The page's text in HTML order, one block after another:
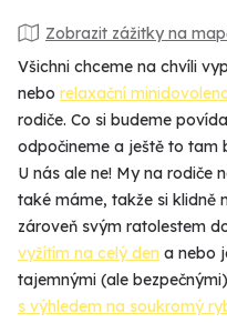
Zobrazit zážitky na
Všichni chceme na chvíli
nebo relaxační
rodiče. Co si budeme
odpočineme a ještě to tam
U nás ale ne! My na rodiče
také máme, takže si klidně
zároveň svým ratolestem
vyžítím na celý den a nebo
tajemnými (ale
s výhledem na soukromý